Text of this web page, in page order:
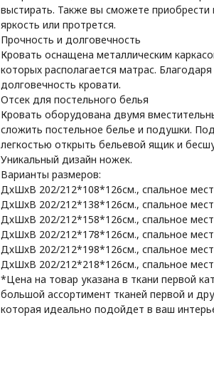
выстирать. Также вы сможете
яркость или протрется.
Прочность и долговечность
Кровать оснащена металлическим
которых располагается матрас.
долговечность кровати.
Отсек для постельного белья
Кровать оборудована двумя
сложить постельное белье и подушки.
легкостью открыть бельевой ящик и
Уникальный дизайн ножек.
Варианты размеров:
ДхШхВ 202/212*108*126см., спальное
ДхШхВ 202/212*138*126см., спальное
ДхШхВ 202/212*158*126см., спальное
ДхШхВ 202/212*178*126см., спальное
ДхШхВ 202/212*198*126см., спальное
ДхШхВ 202/212*218*126см., спальное
*Цена на товар указана в ткани первой
большой ассортимент тканей первой и
которая идеально подойдет в ваш